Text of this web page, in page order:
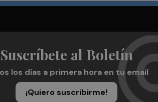
Suscríbete al Boletín
los días a primera hora en tu email
¡Quiero suscribirme!